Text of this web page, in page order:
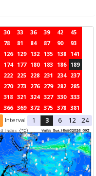
30 33 36 39 42
45
78 81 84 87 90
93
126 129 132 135 138 141
174 177 180 183 186 189
222 225 228 231 234 237
270 273 276 279 282 285
318 321 324 327 330 333
366 369 372 375 378 381
Interval 1 3 6 12 24